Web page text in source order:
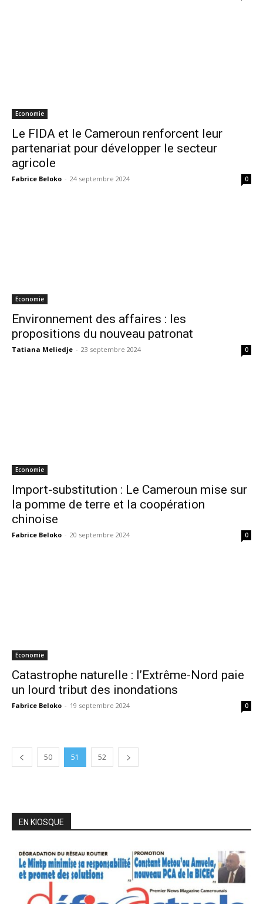
Economie
Le FIDA et le Cameroun renforcent leur
partenariat pour développer le secteur
agricole
Fabrice Beloko - 24 septembre 2024 0
Economie
Environnement des affaires : les
propositions du nouveau patronat
Tatiana Meliedje - 23 septembre 2024 0
Economie
Import-substitution : Le Cameroun mise sur
la pomme de terre et la coopération
chinoise
Fabrice Beloko - 20 septembre 2024 0
Economie
Catastrophe naturelle : l’Extrême-Nord paie
un lourd tribut des inondations
Fabrice Beloko - 19 septembre 2024 0
50 51 52
EN KIOSQUE